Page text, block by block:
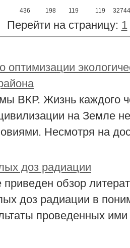
436 198 119 119
Перейти на страницу: 1
оптимизации
ВКР. Жизнь каждого
на Земле
Несмотря на
доз радиации
приведен обзор
доз радиации в
проведенных